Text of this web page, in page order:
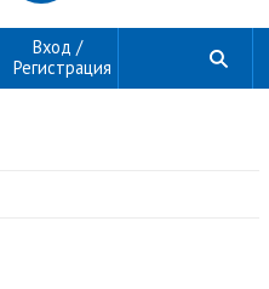
Вход /
Регистрация